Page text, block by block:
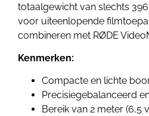
totaalgewicht van slechts
voor uiteenlopende
combineren met RØDE
Kenmerken:
Compacte en lichte
Precisiegebalanceerd
Bereik van 2 meter (6,5